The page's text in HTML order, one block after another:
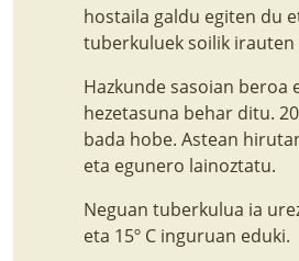
hostaila galdu egiten du
tuberkuluek soilik irauten
Hazkunde sasoian beroa
hezetasuna behar ditu.
bada hobe. Astean
eta egunero lainoztatu.
Neguan tuberkulua ia
eta 15º C inguruan eduki.